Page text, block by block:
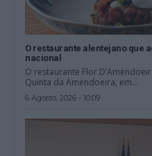
O restaurante alentejano que
nacional
O restaurante Flor
Quinta da Amendoeira, em...
6 Agosto, 2026 - 10:09